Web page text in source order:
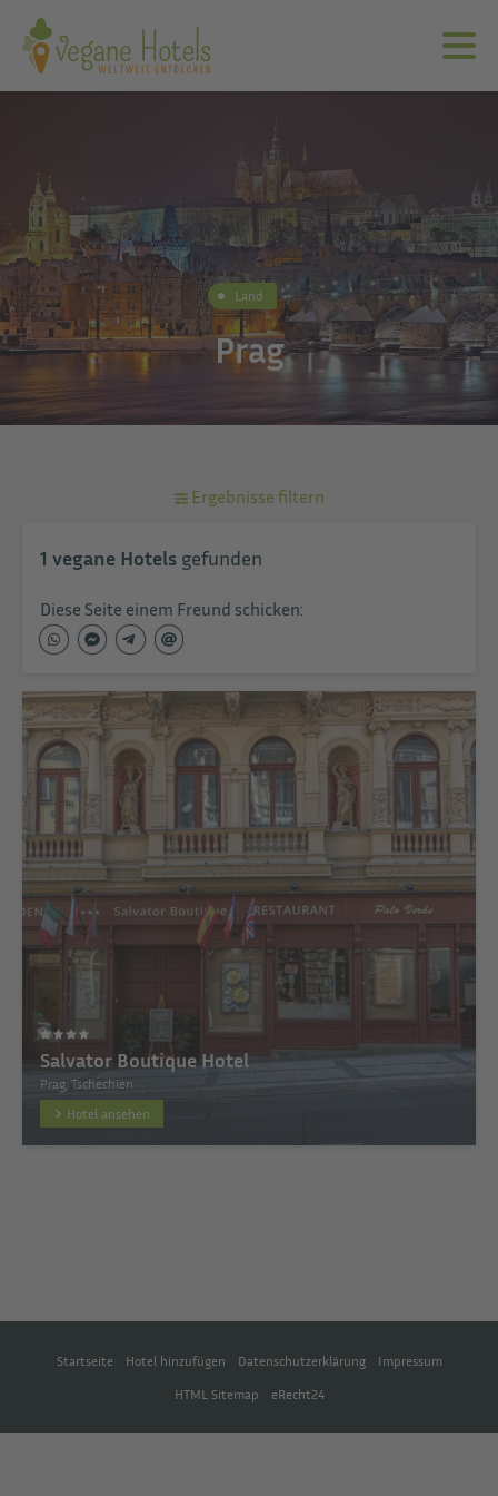
Land
Prag
Ergebnisse filtern
1 vegane Hotels gefunden
Diese Seite einem Freund schicken:
Salvator Boutique Hotel
Prag, Tschechien
Hotel ansehen
Startseite Hotel hinzufügen Datenschutzerklärung
Impressum
HTML Sitemap
eRecht24